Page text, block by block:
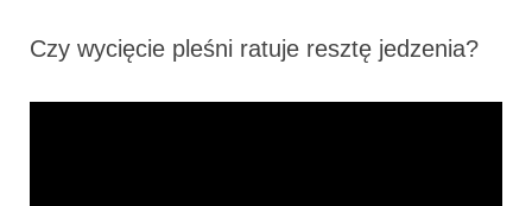
Czy wycięcie pleśni ratuje resztę jedzenia?